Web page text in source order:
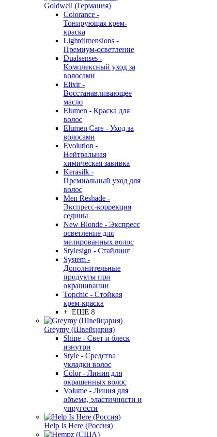
Goldwell (Германия)
Colorance -
Тонирующая крем-
краска
Lightdimensions -
Премиум-осветление
Dualsenses -
Комплексный уход за
волосами
Elixir -
Восстанавливающее
масло
Elumen - Краска для
волос
Elumen Care - Уход за
волосами
Evolution -
Нейтральная
химическая завивка
Kerasilk -
Премиальный уход для
волос
Men Reshade -
Экспресс-коррекция
седины
New Blonde - Экспресс
осветление для
мелированных волос
Stylesign - Стайлинг
System -
Дополнительные
продукты при
окрашивании
Topchic - Стойкая
крем-краска
+ ЕЩЕ 8
Greymy (Швейцария)
Shine - Свет и блеск
изнутри
Style - Средства
укладки волос
Color - Линия для
окрашенных волос
Volume - Линия для
объема, эластичности и
упругости
Help Is Here (Россия)